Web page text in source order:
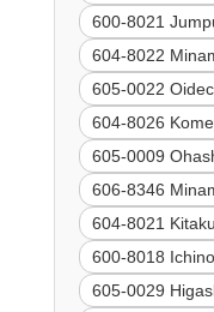
600-8021
604-8022
605-0022
604-8026
605-0009
606-8346
604-8021
600-8018
605-0029